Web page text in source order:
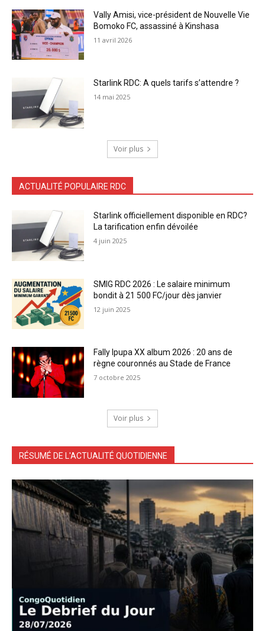
Vally Amisi, vice-président de Nouvelle Vie
Bomoko FC, assassiné à Kinshasa
11 avril 2026
Starlink RDC: A quels tarifs s’attendre ?
14 mai 2025
Voir plus
ACTUALITÉ POPULAIRE RDC
Starlink officiellement disponible en RDC?
La tarification enfin dévoilée
4 juin 2025
SMIG RDC 2026 : Le salaire minimum
bondit à 21 500 FC/jour dès janvier
12 juin 2025
Fally Ipupa XX album 2026 : 20 ans de
règne couronnés au Stade de France
7 octobre 2025
Voir plus
RÉSUMÉ DE L'ACTUALITÉ QUOTIDIENNE